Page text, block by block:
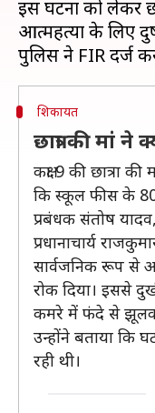
इस घटना को लेकर
आत्महत्या के लिए
शिकायत
छात्रा की मां ने
कक्षा 9 की छात्रा
कि स्कूल फीस के
प्रबंधक संतोष
प्रधानाचार्य
सार्वजनिक रूप से
रोक दिया। इससे
कमरे में फंदे से
उन्होंने बताया कि
रही थी।